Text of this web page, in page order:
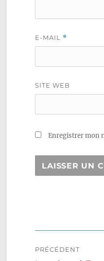
E-MAIL *
SITE WEB
Enregistrer mon
PRÉCÉDENT